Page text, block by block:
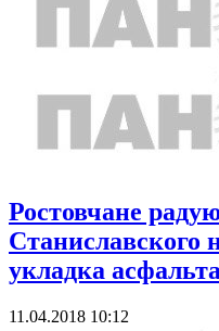
Ростовчане
Станиславского
укладка
11.04.2018 10:12